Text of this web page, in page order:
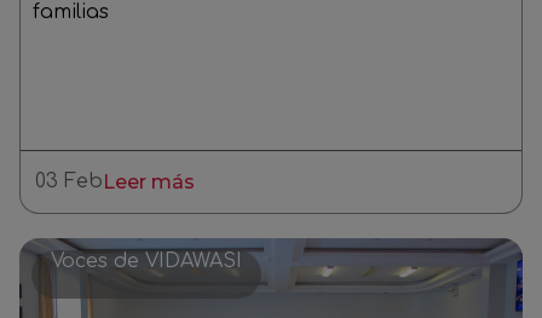
familias
03 FebLeer más
Voces de VIDAWASI